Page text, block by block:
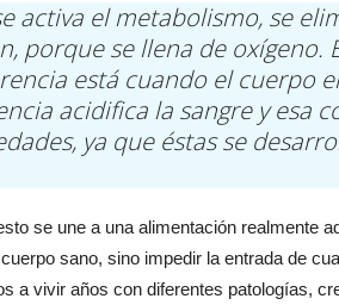
activa el metabolismo, se
porque se llena de oxígeno.
está cuando el cuerpo
acidifica la sangre y esa
ya que éstas se
se une a una alimentación realmente
sano, sino impedir la entrada de
a vivir años con diferentes patologías,